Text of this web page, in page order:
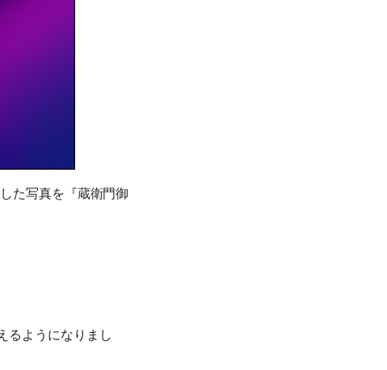
た写真を『蔵衛門御
るようになりまし